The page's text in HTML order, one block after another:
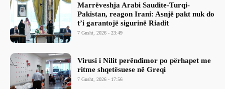
Marrëveshja Arabi Saudite-Turqi-
Pakistan, reagon Irani: Asnjë pakt nuk do
t’i garantojë sigurinë Riadit
7 Gusht, 2026 - 23:49
Virusi i Nilit perëndimor po përhapet me
ritme shqetësuese në Greqi
7 Gusht, 2026 - 17:56